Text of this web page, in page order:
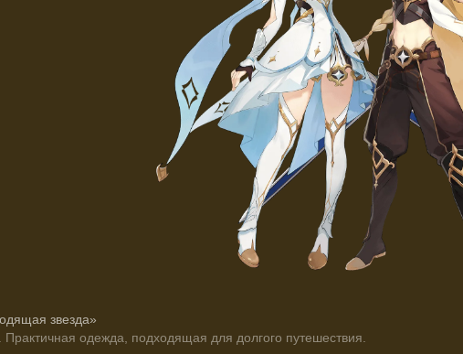
звезда»
одежда, подходящая для долгого путешествия.